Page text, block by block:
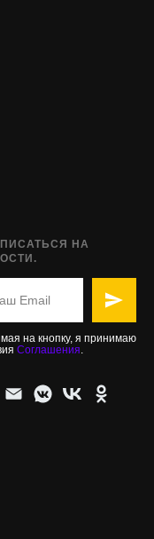
НА
на кнопку, я принимаю
Соглашения.